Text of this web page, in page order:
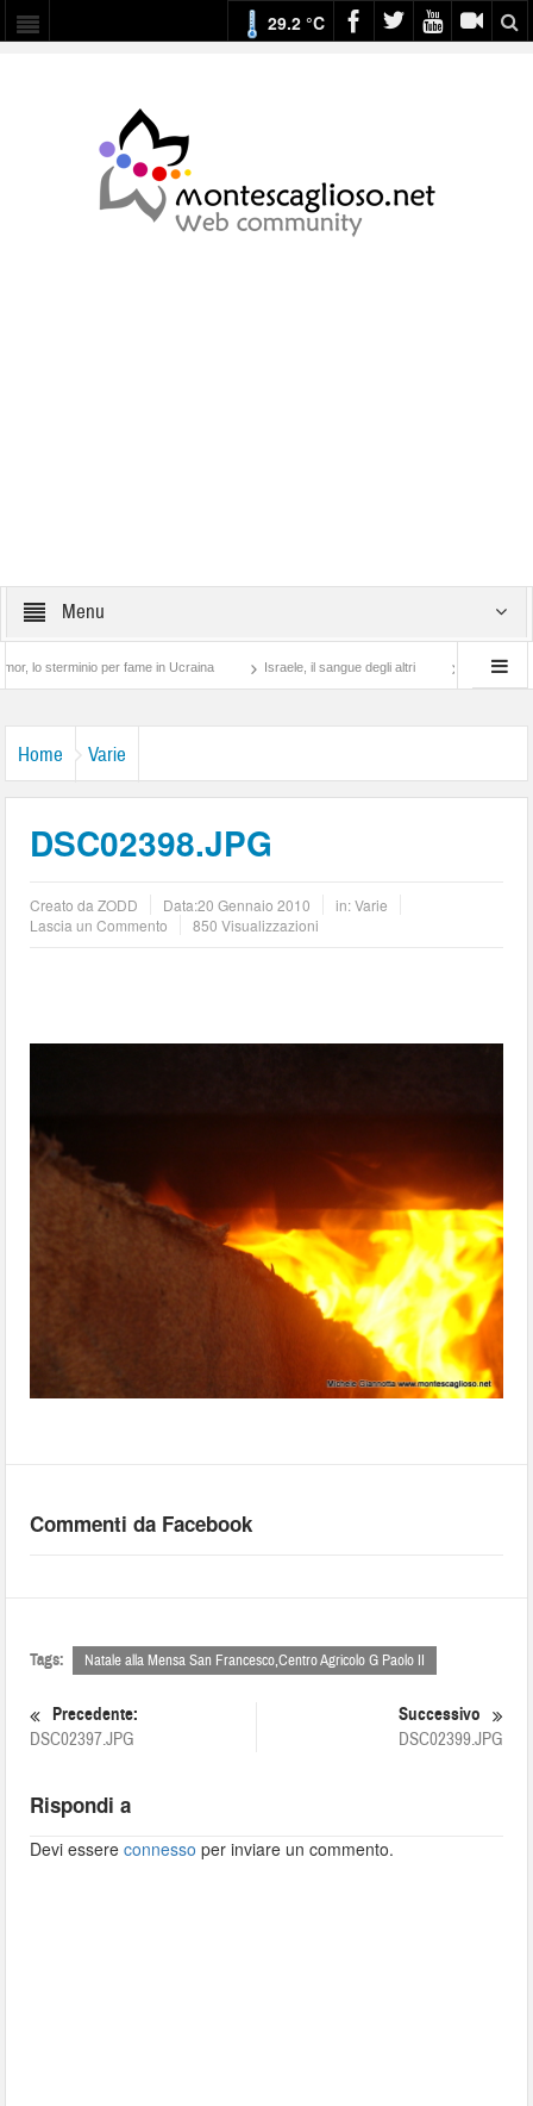
29.2 °C
Menu
per fame in Ucraina Israele, il sangue degli altri Lotta di classe… tra
Home Varie
DSC02398.JPG
Creato daZODD Data:20 Gennaio 2010 in:Varie
Lascia un Commento
850 Visualizzazioni
Commenti da Facebook
Tags: Natale alla Mensa San Francesco,Centro Agricolo G Paolo II
Precedente:
DSC02397.JPG
Successivo
DSC02399.JPG
Rispondi a
Devi essereconnesso per inviare un commento.